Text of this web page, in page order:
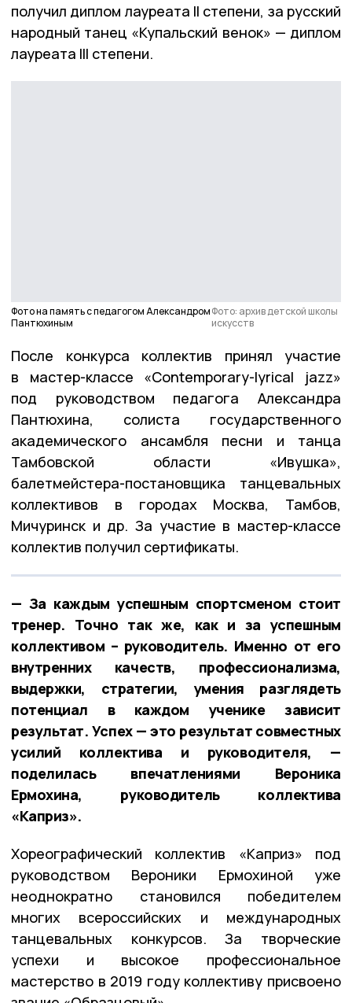
получил диплом лауреата II степени, за русский
народный танец «Купальский венок» — диплом
лауреата III степени.
Фото на память с педагогом Александром
Пантюхиным
Фото: архив детской школы
искусств
После конкурса коллектив принял участие
в мастер-классе «Contemporary-lyrical jazz»
под руководством педагога Александра
Пантюхина, солиста государственного
академического ансамбля песни и танца
Тамбовской области «Ивушка»,
балетмейстера-постановщика танцевальных
коллективов в городах Москва, Тамбов,
Мичуринск и др. За участие в мастер-классе
коллектив получил сертификаты.
— За каждым успешным спортсменом стоит
тренер. Точно так же, как и за успешным
коллективом – руководитель. Именно от его
внутренних качеств, профессионализма,
выдержки, стратегии, умения разглядеть
потенциал в каждом ученике зависит
результат. Успех — это результат совместных
усилий коллектива и руководителя, —
поделилась впечатлениями Вероника
Ермохина, руководитель коллектива
«Каприз».
Хореографический коллектив «Каприз» под
руководством Вероники Ермохиной уже
неоднократно становился победителем
многих всероссийских и международных
танцевальных конкурсов. За творческие
успехи и высокое профессиональное
мастерство в 2019 году коллективу присвоено